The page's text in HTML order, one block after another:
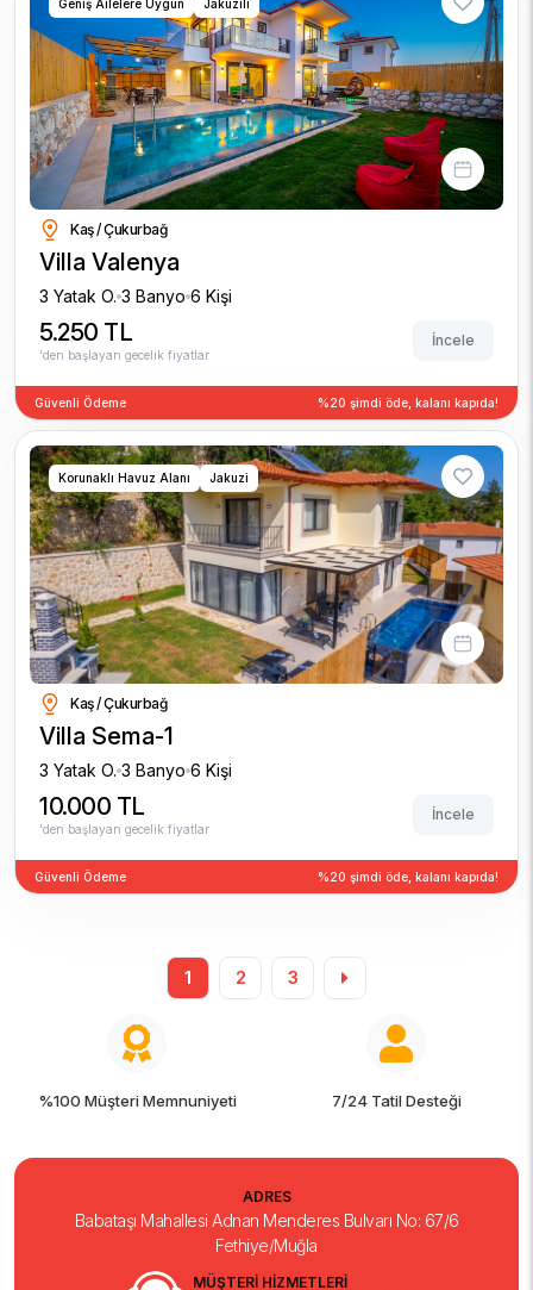
Geniş Ailelere Uygun Jakuzili
Kaş / Çukurbağ
Villa Valenya
3 Yatak O. 3 Banyo 6 Kişi
5.250 TL
'den başlayan gecelik fiyatlar
İncele
Güvenli Ödeme %20 şimdi öde, kalanı kapıda!
Korunaklı Havuz Alanı Jakuzi
Kaş / Çukurbağ
Villa Sema-1
3 Yatak O. 3 Banyo 6 Kişi
10.000 TL
'den başlayan gecelik fiyatlar
İncele
Güvenli Ödeme %20 şimdi öde, kalanı kapıda!
1 2 3
%100 Müşteri Memnuniyeti 7/24 Tatil Desteği
MÜŞTERİ HİZMETLERİ
ADRES
Babataşı Mahallesi Adnan Menderes Bulvarı No: 67/6
Fethiye/Muğla